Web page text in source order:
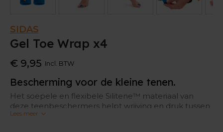
SIDAS
Gel Toe Wrap x4
€ 9,95 Incl. BTW
Bescherming voor de kleine tenen.
Het soepele en flexibele Silitene™ materiaal van
deze teenbeschermers helpt wrijving en druk tussen
en op de tenen verminderen. Hierdoor heb je minder
Lees meer